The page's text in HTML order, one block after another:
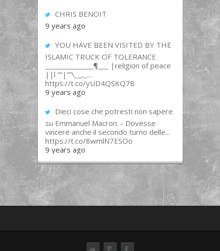
CHRIS BENOIT
9 years ago
YOU HAVE BEEN VISITED BY THE
ISLAMIC TRUCK OF TOLERANCE
______________¶___ |religion of peace
||l “”|””\__,_...
https://t.co/yUD4QSKQ78
9 years ago
Dieci cose che potresti non sapere
su Emmanuel Macron: - Dovesse
vincere anche il secondo turno delle...
https://t.co/8wmlN7ESOo
9 years ago